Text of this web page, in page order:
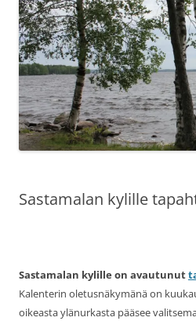
Sastamalan kylille
Sastamalan kylille on avautunut
Kalenterin oletusnäkymänä on
oikeasta ylänurkasta pääsee